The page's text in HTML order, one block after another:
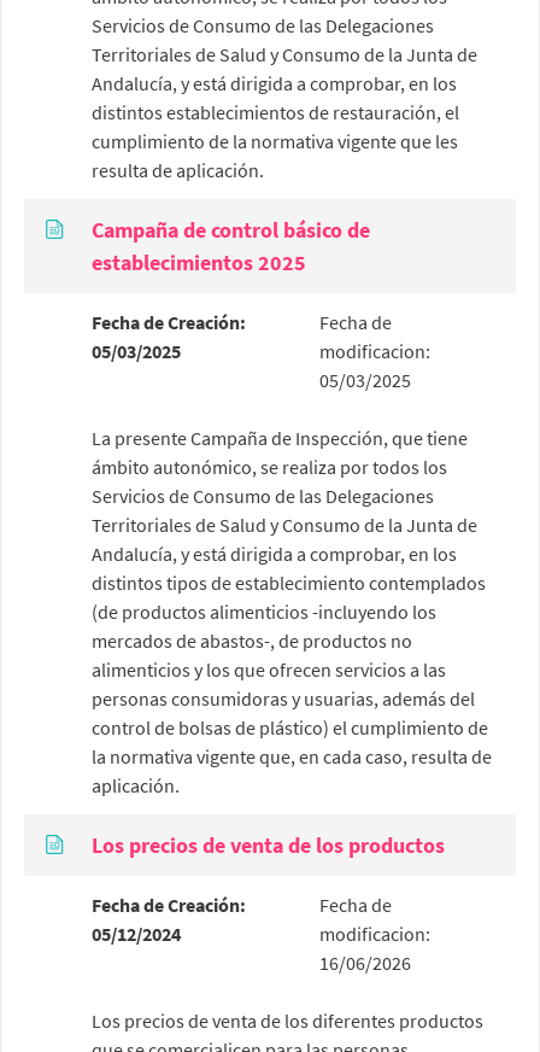
Servicios de Consumo de las Delegaciones
Territoriales de Salud y Consumo de la Junta de
Andalucía, y está dirigida a comprobar, en los
distintos establecimientos de restauración, el
cumplimiento de la normativa vigente que les
resulta de aplicación.
Campaña de control básico de
establecimientos 2025
Fecha de Creación:
05/03/2025
Fecha de
modificacion:
05/03/2025
La presente Campaña de Inspección, que tiene
ámbito autonómico, se realiza por todos los
Servicios de Consumo de las Delegaciones
Territoriales de Salud y Consumo de la Junta de
Andalucía, y está dirigida a comprobar, en los
distintos tipos de establecimiento contemplados
(de productos alimenticios -incluyendo los
mercados de abastos-, de productos no
alimenticios y los que ofrecen servicios a las
personas consumidoras y usuarias, además del
control de bolsas de plástico) el cumplimiento de
la normativa vigente que, en cada caso, resulta de
aplicación.
Los precios de venta de los productos
Fecha de Creación:
05/12/2024
Fecha de
modificacion:
16/06/2026
Los precios de venta de los diferentes productos